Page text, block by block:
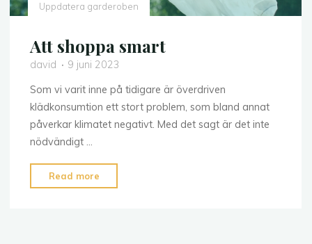
Uppdatera garderoben
Att shoppa smart
david
9 juni 2023
Som vi varit inne på tidigare är överdriven
klädkonsumtion ett stort problem, som bland annat
påverkar klimatet negativt. Med det sagt är det inte
nödvändigt …
Read more
shoppa